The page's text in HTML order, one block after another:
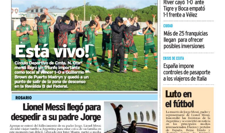
Comparado con junio, el mes registró una variación
positiva del 1,2%, una lectura de corto plazo influida
por la estacionalidad del receso invernal que no
modifica el diagnóstico de fondo. UCIP monitorea
mensualmente la actividad del comercio minorista
marplatense a través del DESE y pone estos resultados a
disposición de los actores públicos y privados con un
objetivo concreto: que las decisiones de política
económica estén informadas por la realidad del sector
que genera empleo formal, paga sus obligaciones y
sostiene la actividad comercial de Mar del Pata